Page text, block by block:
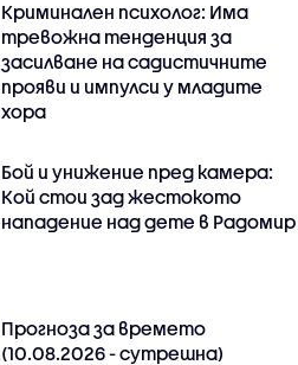
Криминален психолог: Има
тревожна тенденция за
засилване на садистичните
прояви и импулси у младите
хора
Бой и унижение пред камера:
Кой стои зад жестокото
нападение над дете в Радомир
Прогноза за времето
(10.08.2026 - сутрешна)